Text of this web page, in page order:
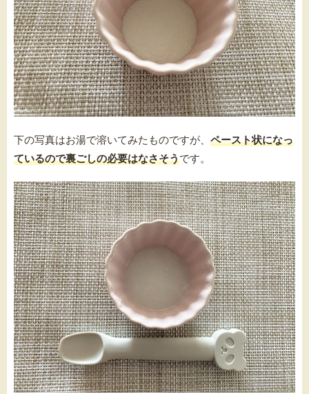
下の写真はお湯で溶いてみたものですが、 ペースト状になっ
ているので裏ごしの必要はなさそうです。